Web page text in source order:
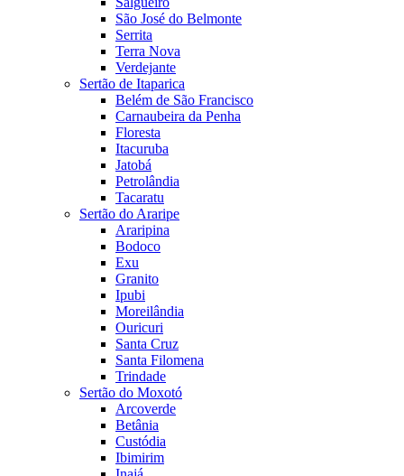
São José do Belmonte
Serrita
Terra Nova
Verdejante
Sertão de Itaparica
Belém de São Francisco
Carnaubeira da Penha
Floresta
Itacuruba
Jatobá
Petrolândia
Tacaratu
Sertão do Araripe
Araripina
Bodoco
Exu
Granito
Ipubi
Moreilândia
Ouricuri
Santa Cruz
Santa Filomena
Trindade
Sertão do Moxotó
Arcoverde
Betânia
Custódia
Ibimirim